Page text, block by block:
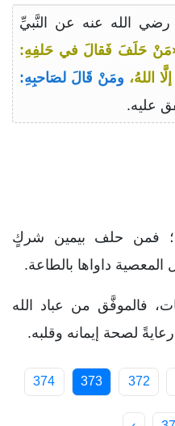
رضي الله عنه عن النَّبيِّ
حَلَفَ فَقالَ في حَلفِهِ:
اللهُ، ومَنْ قَالَ لصَاحبِهِ:
عليه.
فمن حلف بيمين شركٍ
داواها بالطاعة.
فالموفَّق من عباد الله
لصحة إيمانه وقلبه.
372
373
374